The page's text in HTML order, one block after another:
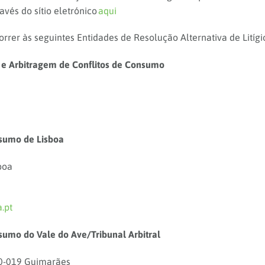
do sítio eletrónicoaqui
às seguintes Entidades de Resolução Alternativa de
Arbitragem de Conflitos de Consumo
de Lisboa
do Vale do Ave/Tribunal Arbitral
019 Guimarães